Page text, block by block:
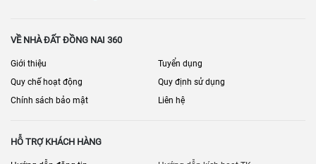
Vị trí lô: góc/đối diện công viên/gần tiện ích
[Bán nhà đất Đồng Nai Bán đất Đồng Nai] • [
• [ Nhà đất Long Thành
VỀ NHÀ ĐẤT ĐỒNG NAI 360
Giới thiệu
Tuyển dụng
Quy chế hoạt động
Quy định sử dụng
Chính sách bảo mật
Liên hệ
HỖ TRỢ KHÁCH HÀNG